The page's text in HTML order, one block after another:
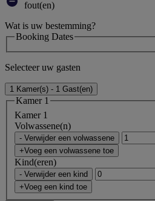
fout(en)
Wat is uw bestemming?
Booking Dates
Selecteer uw gasten
1 Kamer(s) - 1 Gast(en)
Kamer 1
Kamer 1
Volwassene(n)
- Verwijder een volwassene
+Voeg een volwassene toe
Kind(eren)
- Verwijder een kind
+Voeg een kind toe